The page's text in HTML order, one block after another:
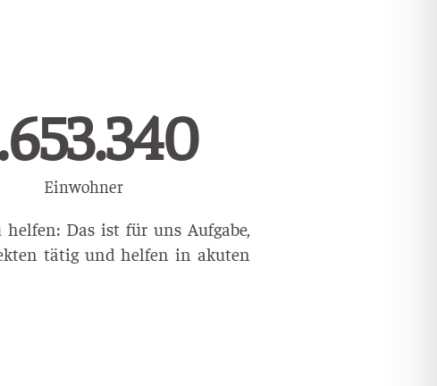
Einwohner
Das ist für uns Aufgabe,
tätig und helfen in akuten